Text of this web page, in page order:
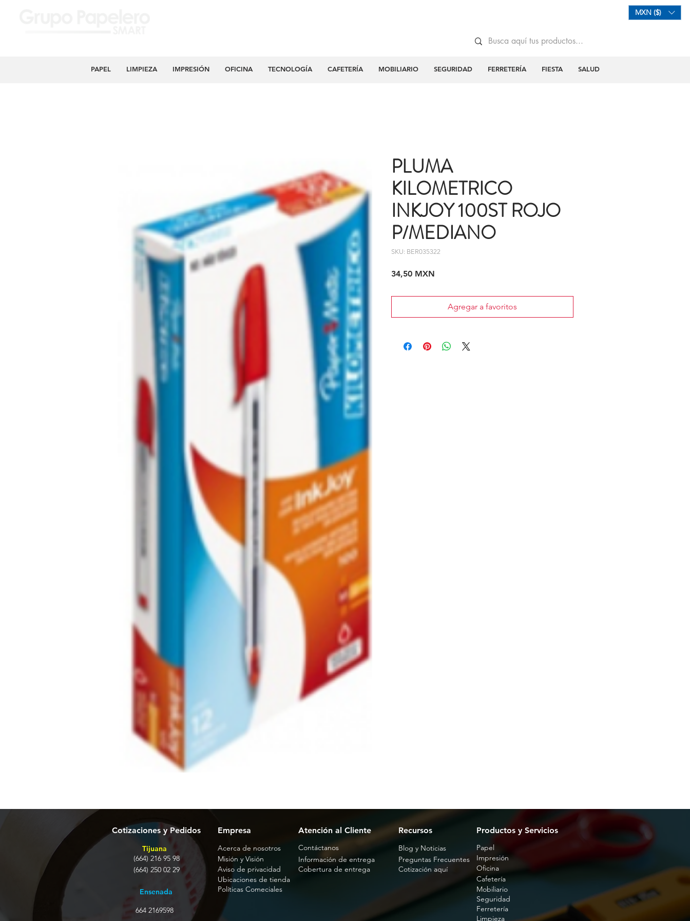
MXN ($)
PAPEL LIMPIEZA IMPRESIÓN OFICINA TECNOLOGÍA CAFETERÍA MOBILIARIO SEGURIDAD FERRETERÍA FIESTA SALUD
PLUMA
KILOMETRICO
INKJOY 100ST ROJO
P/MEDIANO
SKU: BER035322
34,50 MXN
Agregar a favoritos
Cotizaciones y Pedidos
Tijuana
(664) 216 95 98
(664) 250 02 29
Ensenada
Empresa
Acerca de nosotros
Misión y Visión
Aviso de privacidad
Ubicaciones de tienda
Atención al Cliente
Contáctanos
Información de entrega
Cobertura de entrega
Políticas Comeciales
664 2169598
Recursos
Blog y Noticias
Preguntas Frecuentes
Cotización aquí
Productos y Servicios
Papel
Impresión
Oficina
Cafetería
Mobiliario
Seguridad
Ferretería
Limpieza